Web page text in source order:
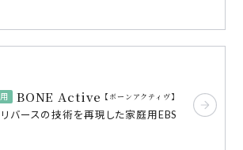
BONE Active ボーンアクティヴ
バースの技術を再現した家庭用EBS